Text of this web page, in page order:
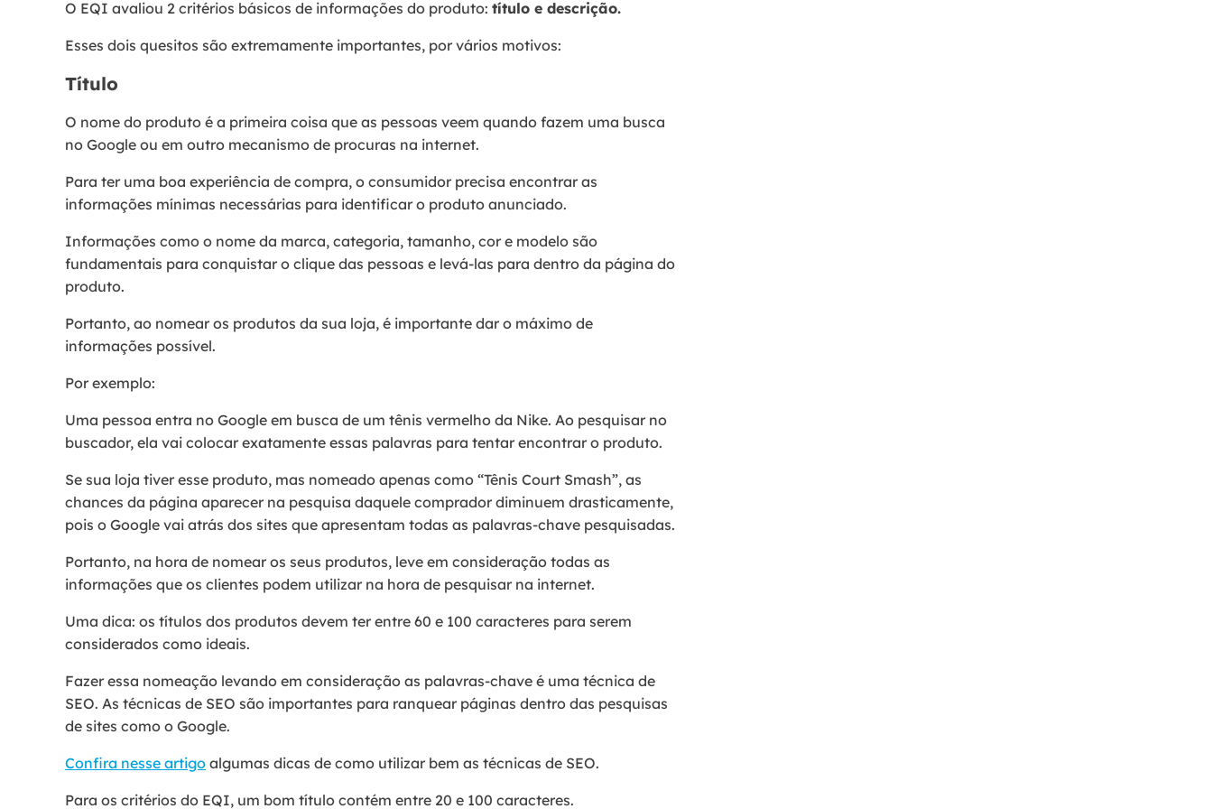
O EQI avaliou 2 critérios básicos de informações do produto: título e descrição.
Esses dois quesitos são extremamente importantes, por vários motivos:
Título
O nome do produto é a primeira coisa que as pessoas veem quando fazem uma busca
no Google ou em outro mecanismo de procuras na internet.
Para ter uma boa experiência de compra, o consumidor precisa encontrar as
informações mínimas necessárias para identificar o produto anunciado.
Informações como o nome da marca, categoria, tamanho, cor e modelo são
fundamentais para conquistar o clique das pessoas e levá-las para dentro da página do
produto.
Portanto, ao nomear os produtos da sua loja, é importante dar o máximo de
informações possível.
Por exemplo:
Uma pessoa entra no Google em busca de um tênis vermelho da Nike. Ao pesquisar no
buscador, ela vai colocar exatamente essas palavras para tentar encontrar o produto.
Se sua loja tiver esse produto, mas nomeado apenas como “Tênis Court Smash”, as
chances da página aparecer na pesquisa daquele comprador diminuem drasticamente,
pois o Google vai atrás dos sites que apresentam todas as palavras-chave pesquisadas.
Portanto, na hora de nomear os seus produtos, leve em consideração todas as
informações que os clientes podem utilizar na hora de pesquisar na internet.
Uma dica: os títulos dos produtos devem ter entre 60 e 100 caracteres para serem
considerados como ideais.
Fazer essa nomeação levando em consideração as palavras-chave é uma técnica de
SEO. As técnicas de SEO são importantes para ranquear páginas dentro das pesquisas
de sites como o Google.
Confira nesse artigo algumas dicas de como utilizar bem as técnicas de SEO.
Para os critérios do EQI, um bom título contém entre 20 e 100 caracteres.